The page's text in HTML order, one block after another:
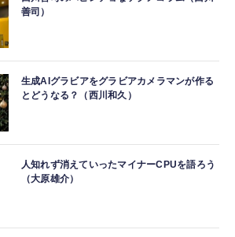
善司）
生成AIグラビアをグラビアカメラマンが作る
とどうなる？（西川和久）
人知れず消えていったマイナーCPUを語ろう
（大原雄介）